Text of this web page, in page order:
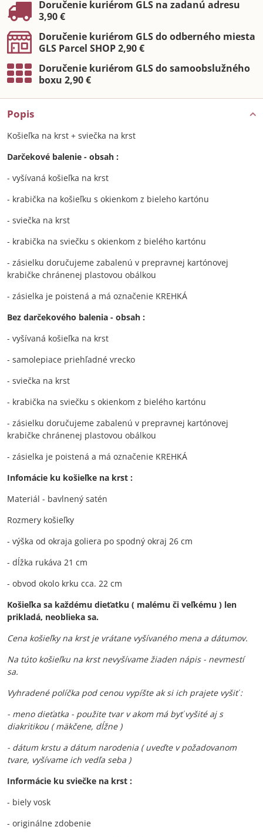
Doručenie kuriérom GLS na zadanú adresu
3,90 €
Doručenie kuriérom GLS do odberného miesta
GLS Parcel SHOP 2,90 €
Doručenie kuriérom GLS do samoobslužného
boxu 2,90 €
Popis
Košieľka na krst + sviečka na krst
Darčekové balenie - obsah :
- vyšívaná košieľka na krst
- krabička na košieľku s okienkom z bieleho kartónu
- sviečka na krst
- krabička na sviečku s okienkom z bielého kartónu
- zásielku doručujeme zabalenú v prepravnej kartónovej
krabičke chránenej plastovou obálkou
- zásielka je poistená a má označenie KREHKÁ
Bez darčekového balenia - obsah :
- vyšívaná košieľka na krst
- samolepiace priehľadné vrecko
- sviečka na krst
- krabička na sviečku s okienkom z bielého kartónu
- zásielku doručujeme zabalenú v prepravnej kartónovej
krabičke chránenej plastovou obálkou
- zásielka je poistená a má označenie KREHKÁ
Infomácie ku košieľke na krst :
Materiál - bavlnený satén
Rozmery košieľky
- výška od okraja goliera po spodný okraj 26 cm
- dĺžka rukáva 21 cm
- obvod okolo krku cca. 22 cm
Košieľka sa každému dieťatku ( malému či veľkému ) len
prikladá, neoblieka sa.
Cena košieľky na krst je vrátane vyšívaného mena a dátumov.
Na túto košieľku na krst nevyšívame žiaden nápis - nevmestí
sa.
Vyhradené políčka pod cenou vypíšte ak si ich prajete vyšiť :
- meno dieťatka - použite tvar v akom má byť vyšité aj s
diakritikou ( mäkčene, dĺžne )
- dátum krstu a dátum narodenia ( uveďte v požadovanom
tvare, vyšívame ich vedľa seba )
Informácie ku sviečke na krst :
- biely vosk
- originálne zdobenie